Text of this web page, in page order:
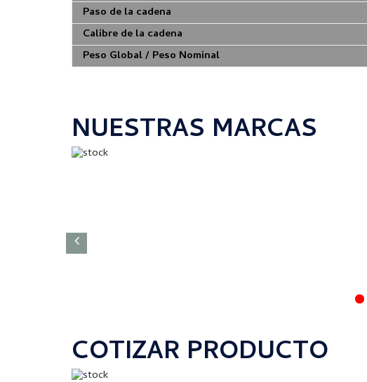
Paso de la cadena
Calibre de la cadena
Peso Global / Peso Nominal
NUESTRAS MARCAS
COTIZAR PRODUCTO